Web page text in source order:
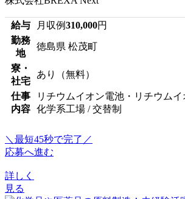
給与 月収例310,000円
勤務
地
徳島県 松茂町
寮・
社宅
あり（無料）
仕事
内容
リチウムイオン電池・リチウム
化学系工場 / 交替制
＼最短45秒で完了／
応募へ進む
詳しく
見る